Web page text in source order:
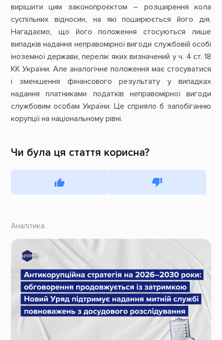
вирішити цим законопроєктом – розширення кола
суспільних відносин, на які поширюється його дія.
Нагадаємо, що його положення стосуються лише
випадків надання неправомірної вигоди службовій особі
іноземної держави, перелік яких визначений у ч. 4 ст. 18
КК України. Але аналогічне положення має стосуватися
і зменшення фінансового результату у випадках
надання платниками податків неправомірної вигоди
службовим особам України. Це сприяло б запобіганню
корупції на національному рівні.
Чи була ця стаття корисна?
Аналітика